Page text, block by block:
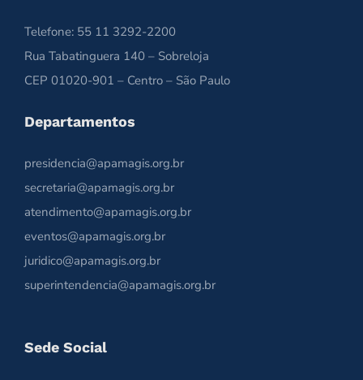
Telefone: 55 11 3292-2200
Rua Tabatinguera 140 – Sobreloja
CEP 01020-901 – Centro – São Paulo
Departamentos
presidencia@apamagis.org.br
secretaria@apamagis.org.br
atendimento@apamagis.org.br
eventos@apamagis.org.br
juridico@apamagis.org.br
superintendencia@apamagis.org.br
Sede Social